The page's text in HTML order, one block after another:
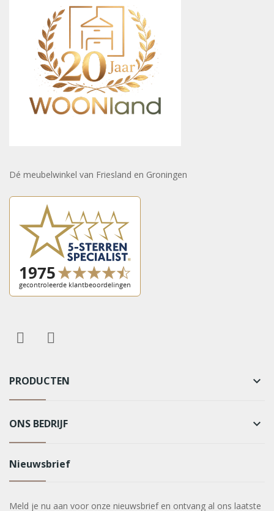
Dé meubelwinkel van Friesland en Groningen
PRODUCTEN keyboard_arrow_down
ONS BEDRIJF keyboard_arrow_down
Nieuwsbrief
Meld je nu aan voor onze nieuwsbrief en ontvang al ons laatste